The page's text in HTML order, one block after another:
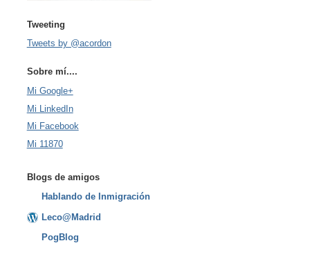
Tweeting
Tweets by @acordon
Sobre mí....
Mi Google+
Mi LinkedIn
Mi Facebook
Mi 11870
Blogs de amigos
Hablando de Inmigración
Leco@Madrid
PogBlog